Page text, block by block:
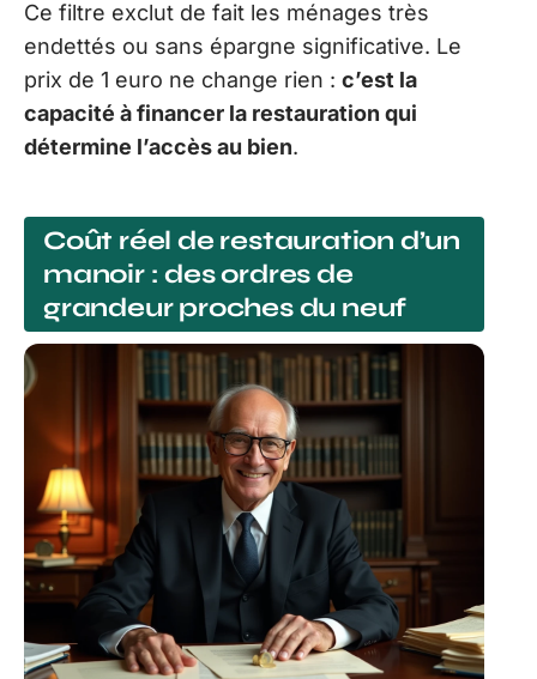
Ce filtre exclut de fait les ménages très
endettés ou sans épargne significative. Le
prix de 1 euro ne change rien : c’est la
capacité à financer la restauration qui
détermine l’accès au bien.
Coût réel de restauration d’un
manoir : des ordres de
grandeur proches du neuf